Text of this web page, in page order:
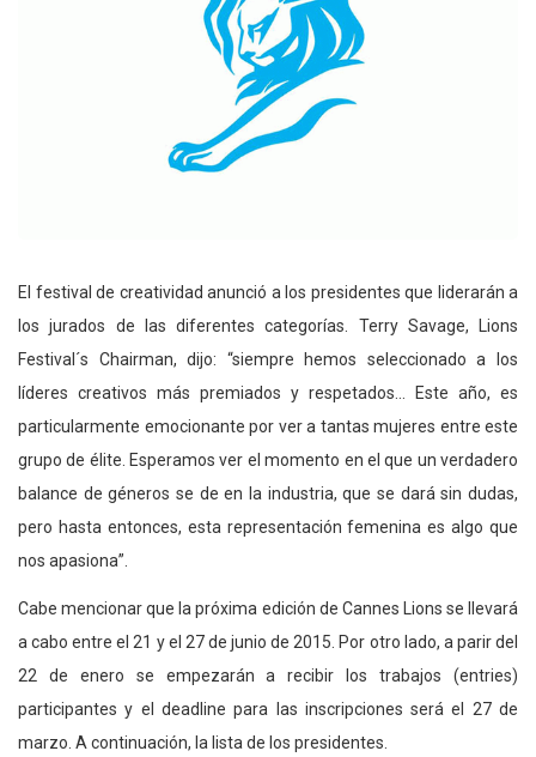
El festival de creatividad anunció a los presidentes que liderarán a
los jurados de las diferentes categorías. Terry Savage, Lions
Festival´s Chairman, dijo: “siempre hemos seleccionado a los
líderes creativos más premiados y respetados… Este año, es
particularmente emocionante por ver a tantas mujeres entre este
grupo de élite. Esperamos ver el momento en el que un verdadero
balance de géneros se de en la industria, que se dará sin dudas,
pero hasta entonces, esta representación femenina es algo que
nos apasiona”.
Cabe mencionar que la próxima edición de Cannes Lions se llevará
a cabo entre el 21 y el 27 de junio de 2015. Por otro lado, a parir del
22 de enero se empezarán a recibir los trabajos (entries)
participantes y el deadline para las inscripciones será el 27 de
marzo. A continuación, la lista de los presidentes.